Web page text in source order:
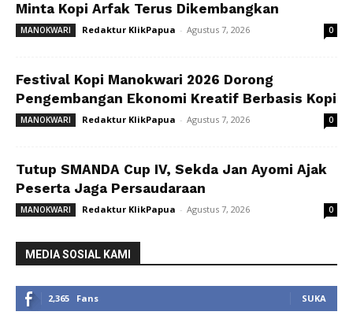
Minta Kopi Arfak Terus Dikembangkan
MANOKWARI Redaktur KlikPapua - Agustus 7, 2026 0
Festival Kopi Manokwari 2026 Dorong
Pengembangan Ekonomi Kreatif Berbasis Kopi
MANOKWARI Redaktur KlikPapua - Agustus 7, 2026 0
Tutup SMANDA Cup IV, Sekda Jan Ayomi Ajak
Peserta Jaga Persaudaraan
MANOKWARI Redaktur KlikPapua - Agustus 7, 2026 0
MEDIA SOSIAL KAMI
2,365 Fans SUKA